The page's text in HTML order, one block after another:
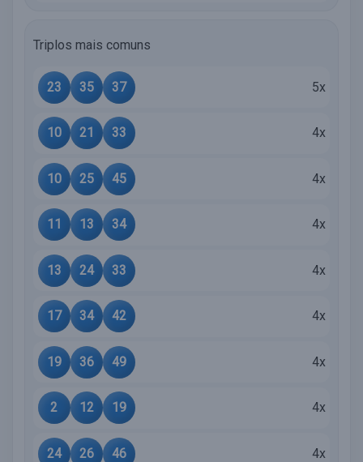
Triplos mais comuns
23 35 37 5x
10 21 33 4x
10 25 45 4x
11 13 34 4x
13 24 33 4x
17 34 42 4x
19 36 49 4x
2 12 19 4x
24 26 46 4x